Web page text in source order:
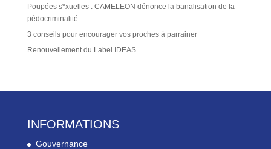
Poupées s*xuelles : CAMELEON dénonce la banalisation de la
pédocriminalité
3 conseils pour encourager vos proches à parrainer
Renouvellement du Label IDEAS
INFORMATIONS
Gouvernance